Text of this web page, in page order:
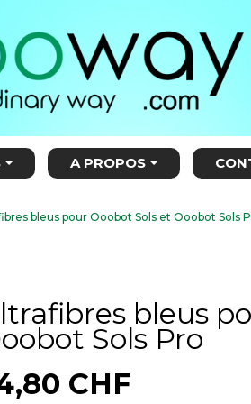
A PROPOS
bleus pour Ooobot Sols et Ooobot Sols
bleus
Sols Pro
CHF